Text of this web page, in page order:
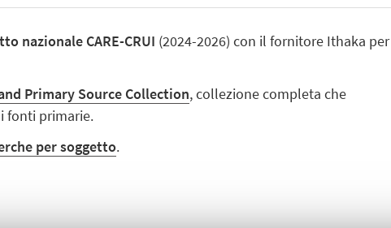
nazionale CARE-CRUI (2024-2026) con il fornitore Ithaka per
Primary Source Collection, collezione completa che
fonti primarie.
per soggetto.